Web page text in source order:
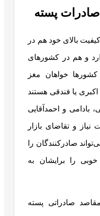
پسته
بالای خود هم در
و هم در کشورهای
کشورها خواهان مغز
یا فندقی هستند
بادامی و احمدآقایی
و تقاضای بازار
صادرکنندگان را
را برایشان به
صادراتی پسته